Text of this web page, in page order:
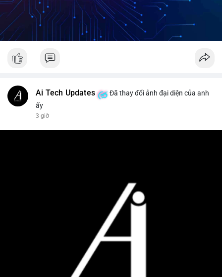
Ai Tech Updates
Đã thay đổi ảnh đại diện của anh
ấy
3 giờ